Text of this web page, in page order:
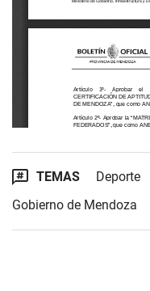
TEMAS Deporte
Gobierno de Mendoza